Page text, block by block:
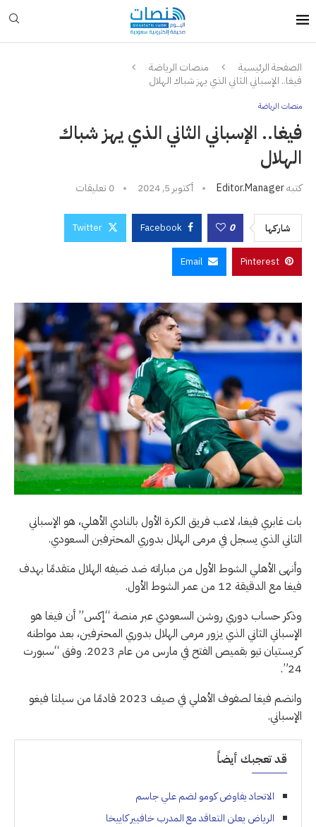
الصفحة الرئيسية
منصات الرياضة
فيغا.. الإسباني الثاني الذي يهز شباك الهلال
منصات الرياضة
فيغا.. الإسباني الثاني الذي يهز شباك
الهلال
كتبهEditor.manager أكتوبر 5, 2024 0 تعليقات
شاركها 0
Facebook
Twitter
Pinterest
Email
بات غابري فيغا، لاعب فريق الكرة الأول بالنادي الأهلي، هو الإسباني
الثاني الذي يسجل في مرمى الهلال بدوري المحترفين السعودي.
وأنهى الأهلي الشوط الأول من مباراته ضد ضيفه الهلال متقدمًا بهدف
فيغا مع الدقيقة 12 من عمر الشوط الأول.
وذكر حساب دوري روشن السعودي عبر منصة “إكس” أن فيغا هو
الإسباني الثاني الذي يزور مرمى الهلال بدوري المحترفين، بعد مواطنه
كريستيان تيو بقميص الفتح في مارس من عام 2023. وفق “سبورت
24”.
وانضم فيغا لصفوف الأهلي في صيف 2023 قادمًا من سيلتا فيغو
الإسباني.
قد تعجبك أيضاً
الاتحاد يفاوض كومو لضم علي جاسم
الرياض يعلن التعاقد مع المدرب خافيير كاييخا